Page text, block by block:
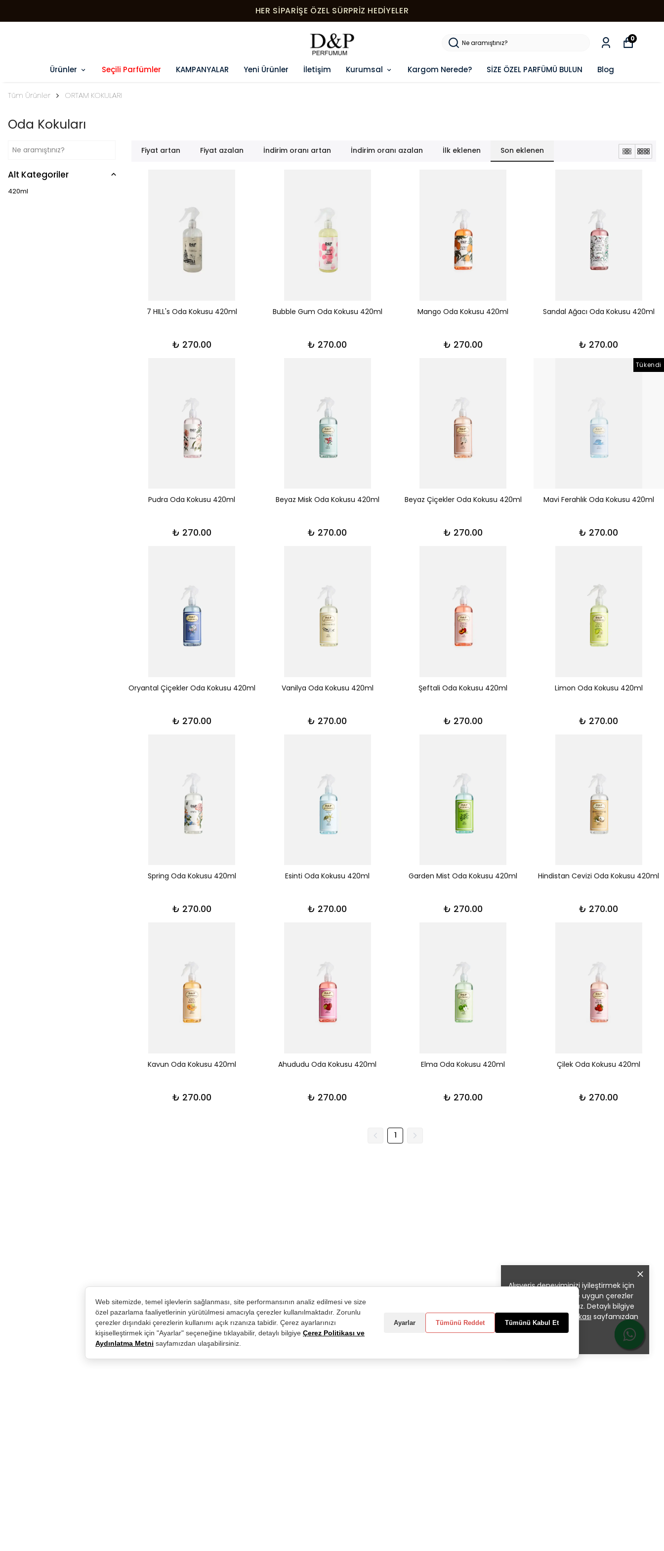
Web sitemizde, temel işlevlerin sağlanması, site performansının analiz edilmesi ve size
özel pazarlama faaliyetlerinin yürütülmesi amacıyla çerezler kullanılmaktadır. Zorunlu
çerezler dışındaki çerezlerin kullanımı açık rızanıza tabidir. Çerez ayarlarınızı
kişiselleştirmek için "Ayarlar" seçeneğine tıklayabilir, detaylı bilgiye Çerez Politikası ve
Aydınlatma Metni sayfamızdan ulaşabilirsiniz.
Ayarlar Tümünü Reddet Tümünü Kabul Et
HER SIPARIŞE ÖZEL SÜRPRIZ HEDIYELER
Ürünler Seçili Parfümler KAMPANYALAR Yeni Ürünler İletişim Kurumsal Kargom Nerede? SİZE ÖZEL PARFÜMÜ BULUN Blog
0
Alışveriş deneyiminizi iyileştirmek için
yasal düzenlemelere uygun çerezler
(cookies) kullanıyoruz. Detaylı bilgiye
Gizlilik ve Çerez Politikası sayfamızdan
erişebilirsiniz.
Tüm Ürünler ORTAM KOKULARI
Oda Kokuları
Fiyat artan Fiyat azalan İndirim oranı artan İndirim oranı azalan İlk eklenen Son eklenen
Alt Kategoriler
420ml
7 HILL's Oda Kokusu 420ml
₺ 270.00
Bubble Gum Oda Kokusu 420ml
₺ 270.00
Mango Oda Kokusu 420ml
₺ 270.00
Sandal Ağacı Oda Kokusu 420ml
₺ 270.00
Pudra Oda Kokusu 420ml
₺ 270.00
Beyaz Misk Oda Kokusu 420ml
₺ 270.00
Beyaz Çiçekler Oda Kokusu 420ml
₺ 270.00
Tükendi
Mavi Ferahlık Oda Kokusu 420ml
₺ 270.00
Oryantal Çiçekler Oda Kokusu 420ml
₺ 270.00
Vanilya Oda Kokusu 420ml
₺ 270.00
Şeftali Oda Kokusu 420ml
₺ 270.00
Limon Oda Kokusu 420ml
₺ 270.00
Spring Oda Kokusu 420ml
₺ 270.00
Esinti Oda Kokusu 420ml
₺ 270.00
Garden Mist Oda Kokusu 420ml
₺ 270.00
Hindistan Cevizi Oda Kokusu 420ml
₺ 270.00
Kavun Oda Kokusu 420ml
₺ 270.00
Ahududu Oda Kokusu 420ml
₺ 270.00
Elma Oda Kokusu 420ml
₺ 270.00
Çilek Oda Kokusu 420ml
₺ 270.00
1